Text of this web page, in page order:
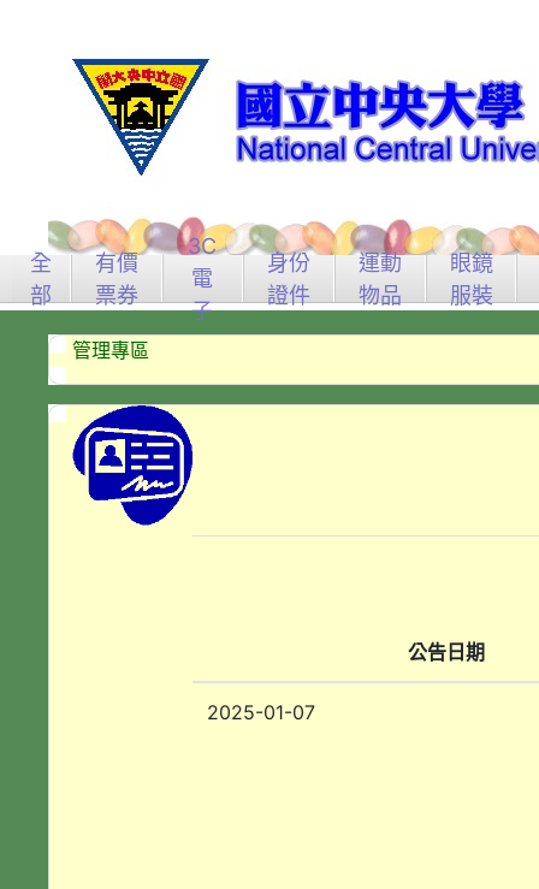
全
部
有價
票券
3C
電
子
身份
證件
運動
物品
眼鏡
服裝
管理專區
公告日期
2025-01-07